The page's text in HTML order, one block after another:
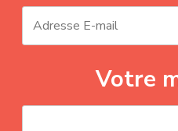
Votre